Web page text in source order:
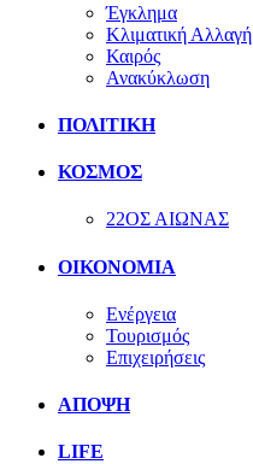
Έγκλημα
Κλιματική Αλλαγή
Καιρός
Ανακύκλωση
ΠΟΛΙΤΙΚΗ
ΚΟΣΜΟΣ
22ΟΣ ΑΙΩΝΑΣ
ΟΙΚΟΝΟΜΙΑ
Ενέργεια
Τουρισμός
Επιχειρήσεις
ΑΠΟΨΗ
LIFE